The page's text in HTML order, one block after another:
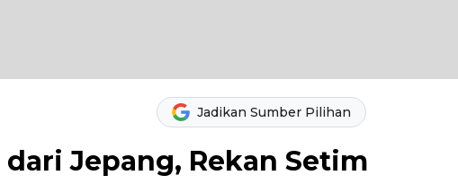
Jadikan Sumber Pilihan
Jepang, Rekan Setim